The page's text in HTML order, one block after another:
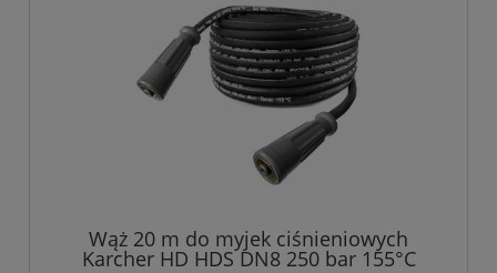
Wąż 20 m do myjek ciśnieniowych
Karcher HD HDS DN8 250 bar 155°C